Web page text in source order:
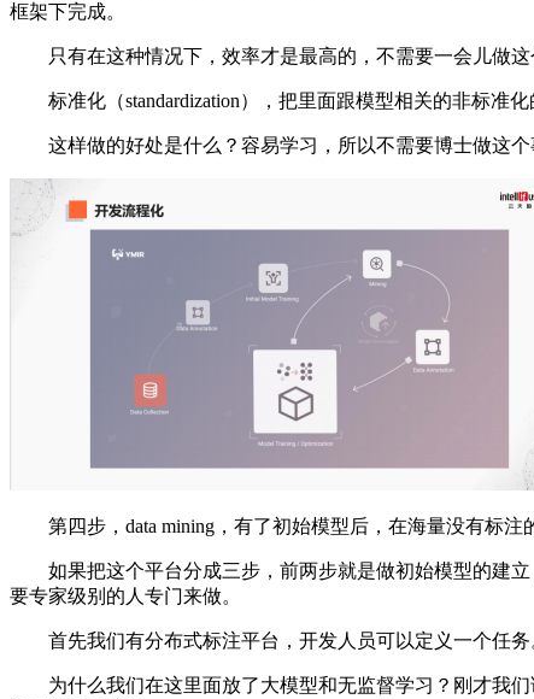
框架下完成。
只有在这种情况下，效率才是最高的，不需要一会儿做这
标准化（standardization），把里面跟模型相关的非标准化
这样做的好处是什么？容易学习，所以不需要博士做这个
第四步，data mining，有了初始模型后，在海量没有标注
如果把这个平台分成三步，前两步就是做初始模型的建立
要专家级别的人专门来做。
首先我们有分布式标注平台，开发人员可以定义一个任务
为什么我们在这里面放了大模型和无监督学习？刚才我们